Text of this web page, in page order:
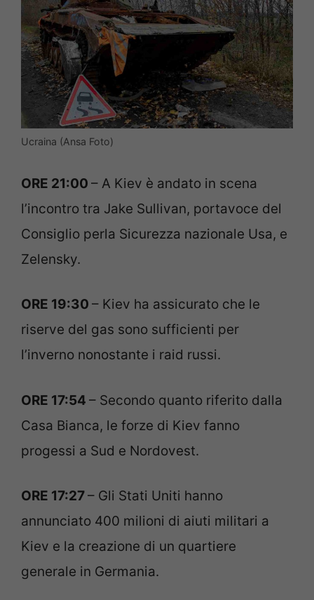
Ucraina (Ansa Foto)
ORE 21:00 – A Kiev è andato in scena
l’incontro tra Jake Sullivan, portavoce del
Consiglio perla Sicurezza nazionale Usa, e
Zelensky.
ORE 19:30 – Kiev ha assicurato che le
riserve del gas sono sufficienti per
l’inverno nonostante i raid russi.
ORE 17:54 – Secondo quanto riferito dalla
Casa Bianca, le forze di Kiev fanno
progessi a Sud e Nordovest.
ORE 17:27– Gli Stati Uniti hanno
annunciato 400 milioni di aiuti militari a
Kiev e la creazione di un quartiere
generale in Germania.